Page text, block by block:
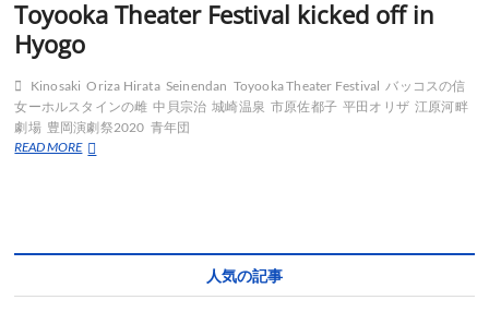
Toyooka Theater Festival kicked off in
Hyogo
Kinosaki Oriza Hirata Seinendan Toyooka Theater Festival バッコスの信
女ーホルスタインの雌 中貝宗治 城崎温泉 市原佐都子 平田オリザ 江原河畔
劇場 豊岡演劇祭2020 青年団
READ MOREToyooka
人気の記事